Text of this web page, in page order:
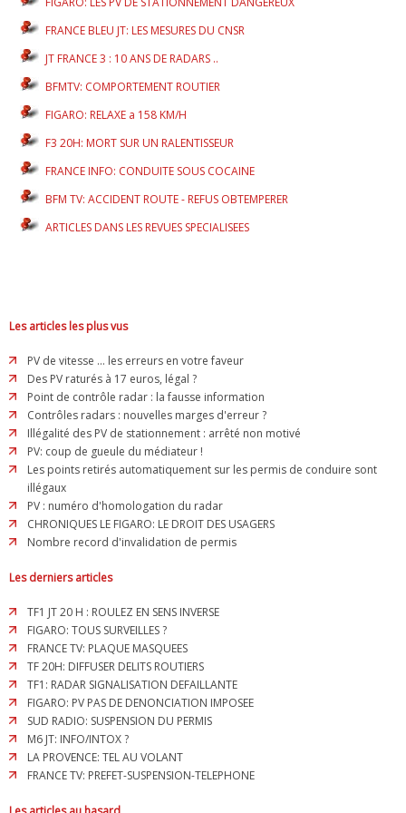
FRANCE BLEU JT: LES MESURES DU CNSR
JT FRANCE 3 : 10 ANS DE RADARS ..
BFMTV: COMPORTEMENT ROUTIER
FIGARO: RELAXE a 158 KM/H
F3 20H: MORT SUR UN RALENTISSEUR
FRANCE INFO: CONDUITE SOUS COCAINE
BFM TV: ACCIDENT ROUTE - REFUS OBTEMPERER
ARTICLES DANS LES REVUES SPECIALISEES
Les articles les plus vus
PV de vitesse ... les erreurs en votre faveur
Des PV raturés à 17 euros, légal ?
Point de contrôle radar : la fausse information
Contrôles radars : nouvelles marges d'erreur ?
Illégalité des PV de stationnement : arrêté non motivé
PV: coup de gueule du médiateur !
Les points retirés automatiquement sur les permis de conduire sont
illégaux
PV : numéro d'homologation du radar
CHRONIQUES LE FIGARO: LE DROIT DES USAGERS
Nombre record d'invalidation de permis
Les derniers articles
TF1 JT 20 H : ROULEZ EN SENS INVERSE
FIGARO: TOUS SURVEILLES ?
FRANCE TV: PLAQUE MASQUEES
TF 20H: DIFFUSER DELITS ROUTIERS
TF1: RADAR SIGNALISATION DEFAILLANTE
FIGARO: PV PAS DE DENONCIATION IMPOSEE
SUD RADIO: SUSPENSION DU PERMIS
M6 JT: INFO/INTOX ?
LA PROVENCE: TEL AU VOLANT
FRANCE TV: PREFET-SUSPENSION-TELEPHONE